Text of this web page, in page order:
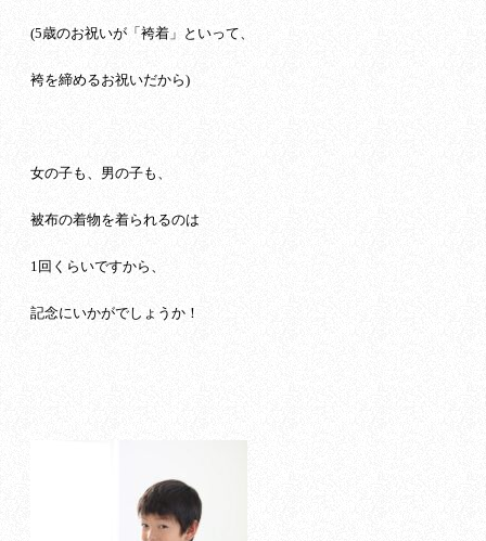
(5歳のお祝いが「袴着」といって、
袴を締めるお祝いだから)
女の子も、男の子も、
被布の着物を着られるのは
1回くらいですから、
記念にいかがでしょうか！